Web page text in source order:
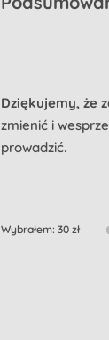
Dziękujemy, że
zmienić i
prowadzić.
Wybrałem: 30 zł